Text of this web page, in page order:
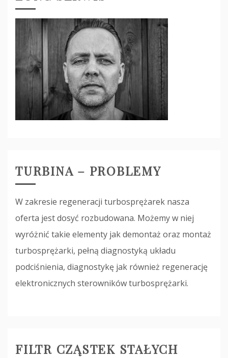
TURBINA – PROBLEMY
W zakresie regeneracji turbosprężarek nasza
oferta jest dosyć rozbudowana. Możemy w niej
wyróżnić takie elementy jak demontaż oraz montaż
turbosprężarki, pełną diagnostyką układu
podciśnienia, diagnostykę jak również regenerację
elektronicznych sterowników turbosprężarki.
FILTR CZĄSTEK STAŁYCH